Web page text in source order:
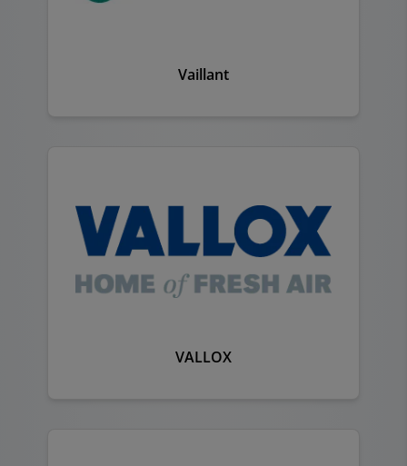
Vaillant
VALLOX